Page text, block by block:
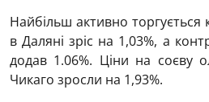
Найбільш активно торгується
в Даляні зріс на 1,03%, а
додав 1.06%. Ціни на соєву
Чикаго зросли на 1,93%.